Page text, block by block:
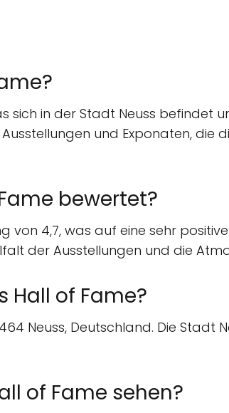
sich in der Stadt Neuss
und Exponaten,
bewertet?
von 4,7, was auf eine sehr
der Ausstellungen und die
Hall of Fame?
Neuss, Deutschland. Die Stadt
of Fame sehen?